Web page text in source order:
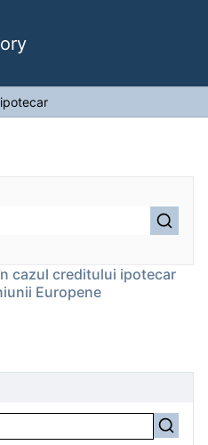
cazul creditului ipotecar
Europene